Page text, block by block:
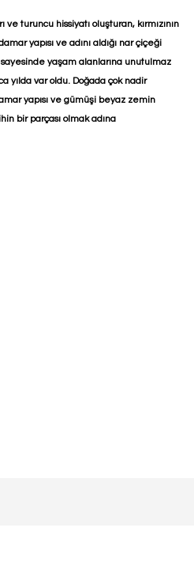
turuncu hissiyatı oluşturan, kırmızının
yapısı ve adını aldığı nar çiçeği
sayesinde yaşam alanlarına unutulmaz
yılda var oldu. Doğada çok nadir
yapısı ve gümüşi beyaz zemin
bir parçası olmak adına